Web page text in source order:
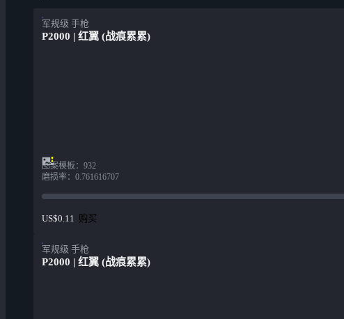
军规级 手枪
P2000 | 红翼 (战痕累累)
图案模板 ： 932
磨损率： 0.761616707
US$0.11 购买
军规级 手枪
P2000 | 红翼 (战痕累累)